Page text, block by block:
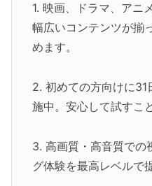
1. 映画、ドラマ、アニ
幅広いコンテンツが揃
めます。
2. 初めての方向けに31
施中。安心して試すこ
3. 高画質・高音質での
グ体験を最高レベルで